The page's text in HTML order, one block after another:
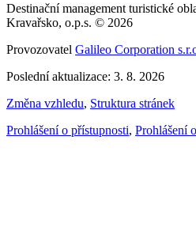
Destinační management turistické
Kravařsko, o.p.s. © 2026
Provozovatel Galileo Corporation
Poslední aktualizace: 3. 8. 2026
Změna vzhledu, Struktura stránek
Prohlášení o přístupnosti, Prohlášení